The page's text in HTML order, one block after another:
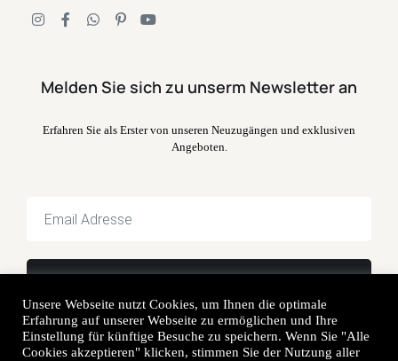
Melden Sie sich zu unserm Newsletter an
Erfahren Sie als Erster von unseren Neuzugängen und exklusiven
Angeboten.
Unsere Webseite nutzt Cookies, um Ihnen die optimale
Erfahrung auf unserer Webseite zu ermöglichen und Ihre
Einstellung für künftige Besuche zu speichern. Wenn Sie "Alle
Cookies akzeptieren" klicken, stimmen Sie der Nutzung aller